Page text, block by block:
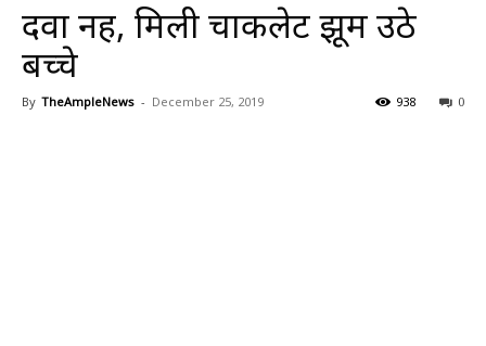
दवा नहीं, मिली चाकलेट झूम उठे
बच्चे
By TheAmpleNews - December 25, 2019 0
938